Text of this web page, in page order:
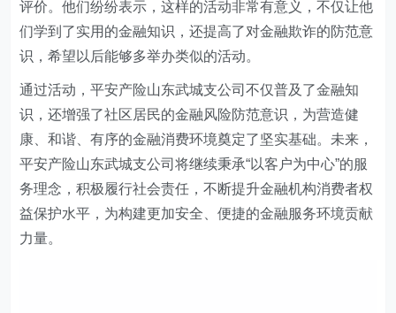
评价。他们纷纷表示，这样的活动非常有意义，不仅让他
们学到了实用的金融知识，还提高了对金融欺诈的防范意
识，希望以后能够多举办类似的活动。
通过活动，平安产险山东武城支公司不仅普及了金融知
识，还增强了社区居民的金融风险防范意识，为营造健
康、和谐 、有序的金融消费环境奠定了坚实基础。未来，
平安产险山东武城支公司将继续秉承“以客户为中心”的服
务理念，积极履行社会责任，不断提升金融机构消费者权
益保护水平，为构建更加安全、便捷的金融服务环境贡献
力量。